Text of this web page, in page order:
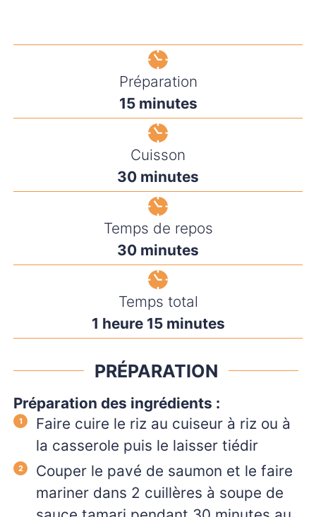
Préparation
15minutes
minutes
Cuisson
30minutes
minutes
Temps de repos
30minutes
minutes
Temps total
1 heure
heure 15minutes
minutes
PRÉPARATION
Préparation des ingrédients :
Faire cuire le riz au cuiseur à riz ou à
la casserole puis le laisser tiédir
Couper le pavé de saumon et le faire
mariner dans 2 cuillères à soupe de